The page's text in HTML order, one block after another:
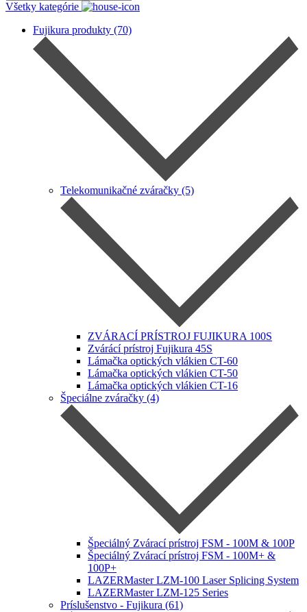
Všetky kategórie
Fujikura produkty (70)
Telekomunikačné zváračky (5)
ZVÁRACÍ PRÍSTROJ FUJIKURA 100S
Zvárácí prístroj Fujikura 45S
Lámačka optických vlákien CT-60
Lámačka optických vlákien CT-50
Lámačka optických vlákien CT-16
Špeciálne zváračky (4)
Špeciálný Zvárací prístroj FSM - 100M & 100P
Špeciálný Zvárací prístroj FSM - 100M+ &
100P+
LAZERMaster LZM-100 Laser Splicing System
LAZERMaster LZM-125 Series
Príslušenstvo - Fujikura (61)